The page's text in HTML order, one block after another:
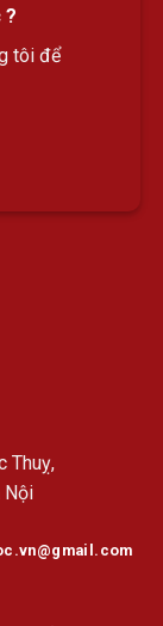
?
tôi để
Thuỵ,
Nội